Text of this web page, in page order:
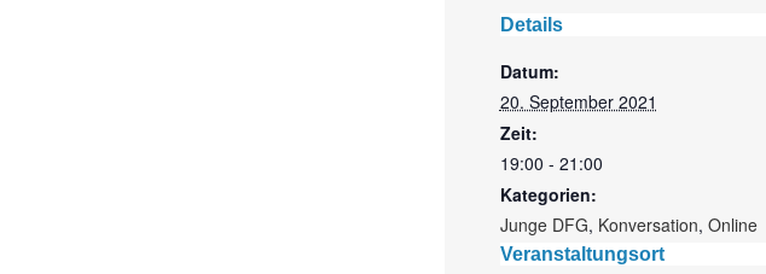
Details
Datum:
20. September 2021
Zeit:
19:00 - 21:00
Kategorien:
Junge DFG, Konversation, Online
Veranstaltungsort